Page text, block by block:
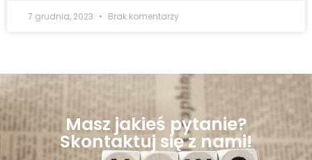
7 grudnia, 2023 Brak komentarzy
Masz jakieś pytanie?
Skontaktuj się z nami!